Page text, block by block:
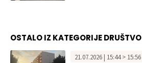
OSTALO IZ KATEGORIJE DRUŠTVO
21.07.2026 | 15:44 > 15:56